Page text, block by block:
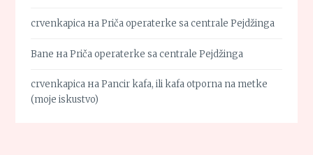
crvenkapica наPriča operaterke sa centrale Pejdžinga
Bane наPriča operaterke sa centrale Pejdžinga
crvenkapica наPancir kafa, ili kafa otporna na metke
(moje iskustvo)